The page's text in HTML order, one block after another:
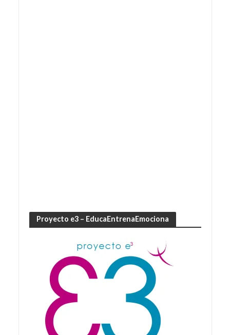
Proyecto e3 – EducaEntrenaEmociona